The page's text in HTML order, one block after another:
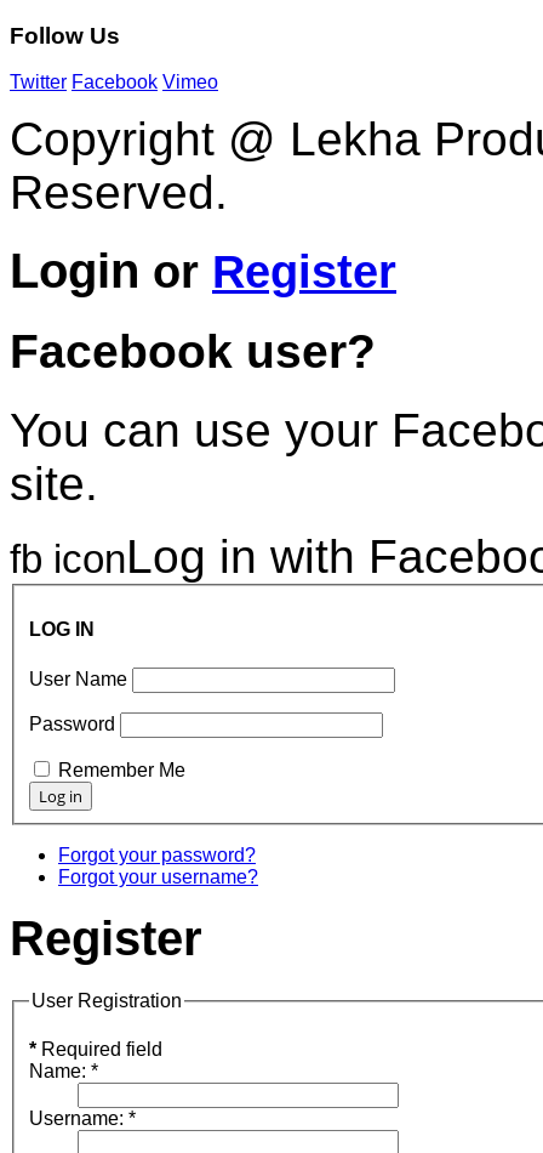
Follow Us
Twitter Facebook Vimeo
Copyright @ Lekha
Reserved.
Login or Register
Facebook user?
You can use your
site.
fb iconLog in with
LOG IN
User Name
Password
Remember Me
Forgot your password?
Forgot your username?
Register
User Registration
* Required field
Name: *
Username: *